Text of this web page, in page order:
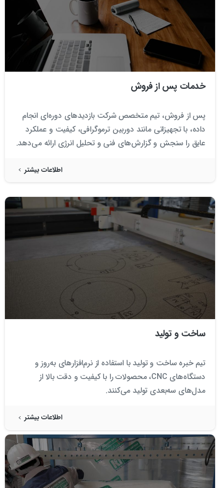
خدمات پس از فروش
پس از فروش، تیم متخصص شرکت بازدیدهای دوره‌ای انجام
داده، با تجهیزاتی مانند دوربین ترموگرافی، کیفیت و عملکرد
عایق را سنجش و گزارش‌های فنی و تحلیل انرژی ارائه می‌دهد.
اطلاعات بیشتر
ساخت و تولید
تیم خبره ساخت و تولید با استفاده از نرم‌افزارهای به‌روز و
دستگاه‌های CNC، محصولات را با کیفیت و دقت بالا از
مدل‌های سه‌بعدی تولید می‌کنند.
اطلاعات بیشتر